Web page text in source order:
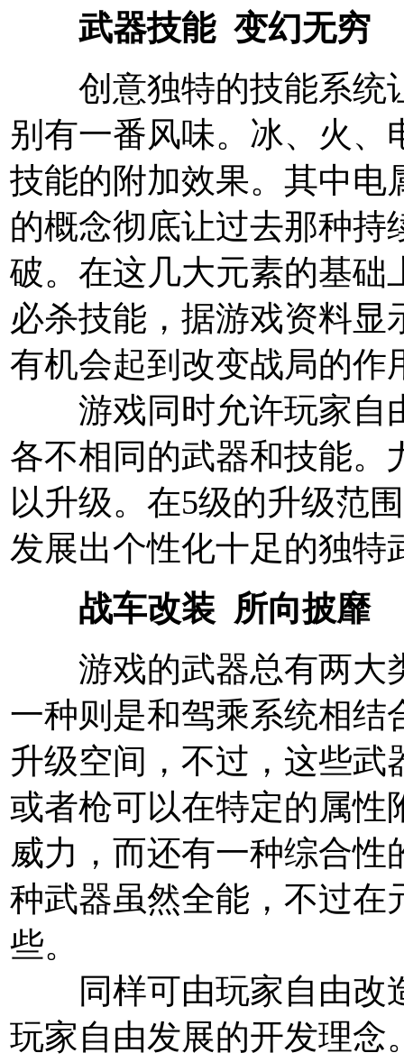
武器技能 变幻无穷
创意独特的技能系统
别有一番风味。冰、火、
技能的附加效果。其中电
的概念彻底让过去那种持
破。在这几大元素的基础
必杀技能，据游戏资料
有机会起到改变战局的作
游戏同时允许玩家自
各不相同的武器和技能。
以升级。在5级的升级范
发展出个性化十足的独特
战车改装 所向披靡
游戏的武器总有两大
一种则是和驾乘系统相结
升级空间，不过，这些武
或者枪可以在特定的属性
威力，而还有一种综合
种武器虽然全能，不过在
些。
同样可由玩家自由改
玩家自由发展的开发理念